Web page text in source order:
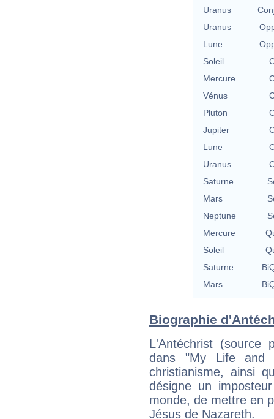
Uranus
Uranus
Lune
Soleil
Mercure
Vénus
Pluton
Jupiter
Lune
Uranus
Saturne
Mars
Neptune
Mercure
Soleil
Saturne
Mars
Biographie
L'Antéchrist (source
dans "My Life and
christianisme, ainsi
désigne un
monde, de mettre en
Jésus de Nazareth.